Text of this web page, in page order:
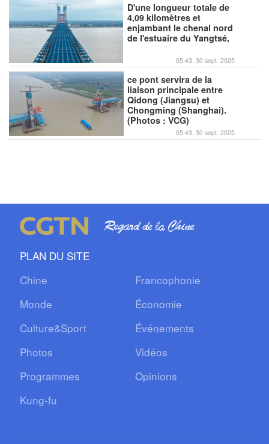
D'une longueur totale de
4,09 kilomètres et
enjambant le chenal nord
de l'estuaire du Yangtsé,
05:43, 30 sept. 2025
ce pont servira de la
liaison principale entre
Qidong (Jiangsu) et
Chongming (Shanghai).
(Photos : VCG)
05:43, 30 sept. 2025
PLAN DU SITE
Chine
Francophonie
Monde
Économie
Culture&Sport
Événements
Photos
Vidéos
Programmes
Opinions
Kung-fu